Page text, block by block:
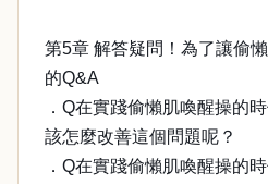
第5章 解答疑問！為了讓偷
的Q&A
．Q在實踐偷懶肌喚醒操的
該怎麼改善這個問題呢？
．Q在實踐偷懶肌喚醒操的